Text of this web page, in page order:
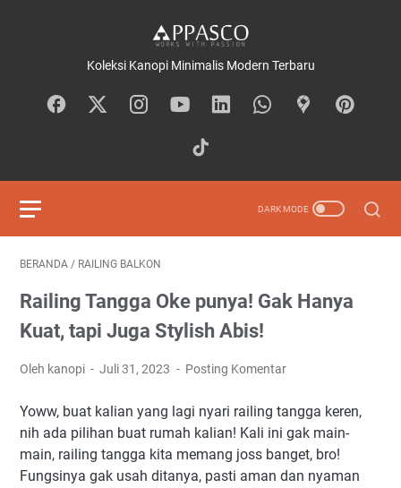
Koleksi Kanopi Minimalis Modern Terbaru
BERANDA / RAILING BALKON
Railing Tangga Oke punya! Gak Hanya
Kuat, tapi Juga Stylish Abis!
Oleh kanopi Juli 31, 2023 Posting Komentar
Yoww, buat kalian yang lagi nyari railing tangga keren,
nih ada pilihan buat rumah kalian! Kali ini gak main-
main, railing tangga kita memang joss banget, bro!
Fungsinya gak usah ditanya, pasti aman dan nyaman